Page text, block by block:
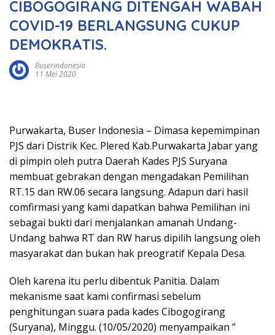
CIBOGOGIRANG DITENGAH WABAH
COVID-19 BERLANGSUNG CUKUP
DEMOKRATIS.
Buserindonesia
11 Mei 2020
Purwakarta, Buser Indonesia – Dimasa kepemimpinan
PJS dari Distrik Kec. Plered Kab.Purwakarta Jabar yang
di pimpin oleh putra Daerah Kades PJS Suryana
membuat gebrakan dengan mengadakan Pemilihan
RT.15 dan RW.06 secara langsung. Adapun dari hasil
comfirmasi yang kami dapatkan bahwa Pemilihan ini
sebagai bukti dari menjalankan amanah Undang-
Undang bahwa RT dan RW harus dipilih langsung oleh
masyarakat dan bukan hak preogratif Kepala Desa.
Oleh karena itu perlu dibentuk Panitia. Dalam
mekanisme saat kami confirmasi sebelum
penghitungan suara pada kades Cibogogirang
(Suryana), Minggu. (10/05/2020) menyampaikan ”